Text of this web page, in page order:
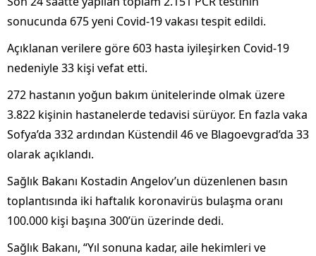
sonucunda 675 yeni Covid-19 vakası tespit edildi.
Açıklanan verilere göre 603 hasta iyileşirken Covid-19
nedeniyle 33 kişi vefat etti.
272 hastanın yoğun bakım ünitelerinde olmak üzere
3.822 kişinin hastanelerde tedavisi sürüyor. En fazla vaka
Sofya’da 332 ardından Küstendil 46 ve Blagoevgrad’da 33
olarak açıklandı.
Sağlık Bakanı Kostadin Angelov’un düzenlenen basın
toplantısında iki haftalık koronavirüs bulaşma oranı
100.000 kişi başına 300’ün üzerinde dedi.
Sağlık Bakanı, “Yıl sonuna kadar, aile hekimleri ve